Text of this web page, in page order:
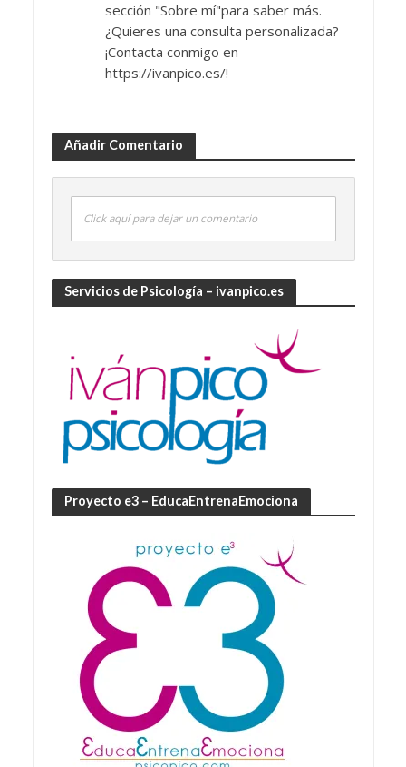
sección "Sobre mí"para saber más.
¿Quieres una consulta personalizada?
¡Contacta conmigo en
https://ivanpico.es/!
Añadir Comentario
Click aquí para dejar un comentario
Servicios de Psicología – ivanpico.es
Proyecto e3 – EducaEntrenaEmociona